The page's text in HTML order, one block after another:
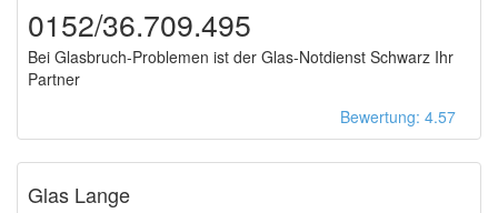
0152/36.709.495
Bei Glasbruch-Problemen ist der Glas-Notdienst Schwarz Ihr
Partner
Bewertung: 4.57
Glas Lange